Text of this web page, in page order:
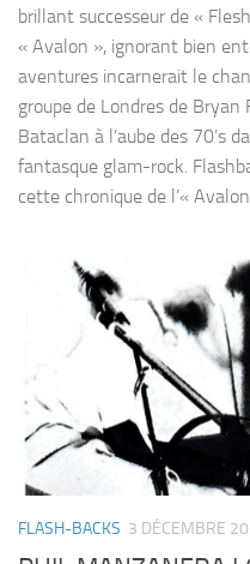
brillant successeur de «
« Avalon », ignorant bien
aventures incarnerait le
groupe de Londres de Bryan
Bataclan à l’aube des 70’s
fantasque glam-rock.
cette chronique de l’«
FLASH-BACKS 3 DÉCEMBRE